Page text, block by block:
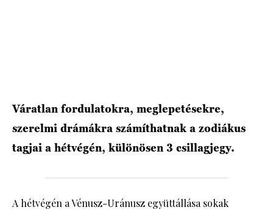
Váratlan fordulatokra, meglepetésekre,
szerelmi drámákra számíthatnak a zodiákus
tagjai a hétvégén, különösen 3 csillagjegy.
A hétvégén a Vénusz-Uránusz együttállása sokak